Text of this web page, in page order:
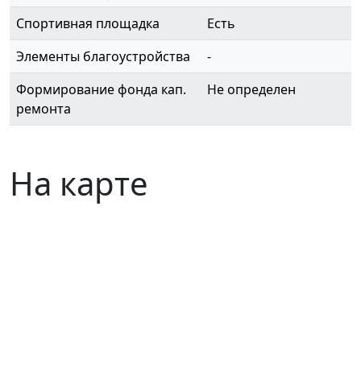
Спортивная площадка
Есть
Элементы благоустройства
-
Формирование фонда кап.
ремонта
Не определен
На карте